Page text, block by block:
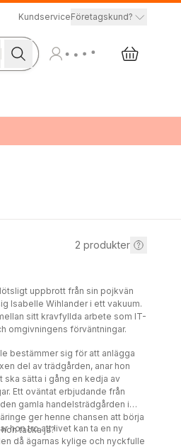
KundserviceFöretagskund?
2 produkter
uppbrott från sin pojkvän
Isabelle Wihlander i ett vakuum.
sitt kravfyllda arbete som IT-
omgivningens förväntningar.
bestämmer sig för att anlägga
del av trädgården, anar hon
ska sätta i gång en kedja av
Ett oväntat erbjudande från
gamla handelsträdgården i
ger henne chansen att börja
tacka ja?
hon tro att livet kan ta en ny
då ägarnas kylige och nyckfulle